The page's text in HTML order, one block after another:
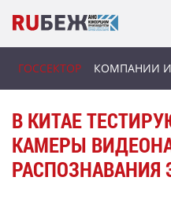
ГОССЕКТОР КОМПАНИИ
В КИТАЕ
КАМЕРЫ